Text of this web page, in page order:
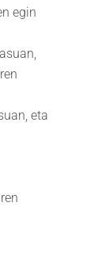
egin
eta